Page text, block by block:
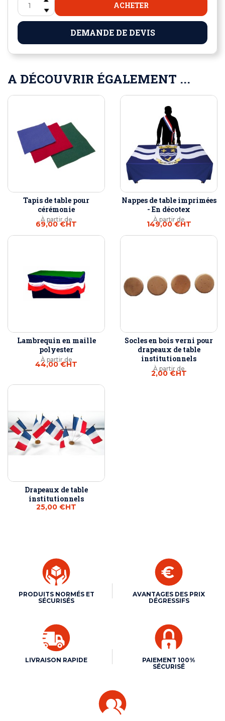
ACHETER
DEMANDE DE DEVIS
A DÉCOUVRIR ÉGALEMENT ...
Tapis de table pour
cérémonie
À partir de
69,00 €HT
Nappes de table imprimées
- En décotex
À partir de
149,00 €HT
Lambrequin en maille
polyester
À partir de
44,00 €HT
Socles en bois verni pour
drapeaux de table
institutionnels
À partir de
2,00 €HT
Drapeaux de table
institutionnels
25,00 €HT
PRODUITS NORMÉS ET
SÉCURISÉS
AVANTAGES DES PRIX
DÉGRESSIFS
LIVRAISON RAPIDE
PAIEMENT 100%
SÉCURISÉ